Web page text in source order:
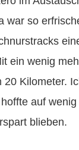
war so
ein wenig
20 Kilometer.
auf
blieben.